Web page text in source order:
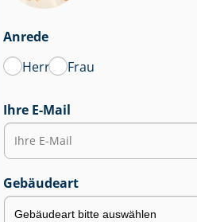
Anrede
Herr
Frau
Ihre E-Mail
Gebäudeart